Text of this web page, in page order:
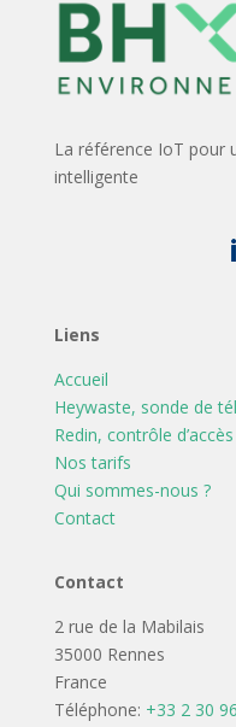
La référence IoT pour
intelligente
Liens
Accueil
Heywaste, sonde de
Redin, contrôle
Nos tarifs
Qui sommes-nous ?
Contact
Contact
2 rue de la Mabilais
35000 Rennes
France
Téléphone: +33 2 30